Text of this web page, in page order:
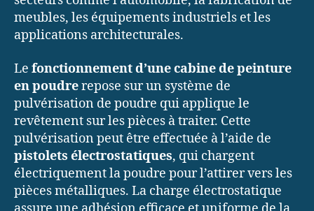
meubles, les équipements industriels et les
applications architecturales.
Le fonctionnement d’une cabine de peinture
en poudrerepose sur un système de
pulvérisation de poudre qui applique le
revêtement sur les pièces à traiter. Cette
pulvérisation peut être effectuée à l’aide de
pistolets électrostatiques, qui chargent
électriquement la poudre pour l’attirer vers les
pièces métalliques. La charge électrostatique